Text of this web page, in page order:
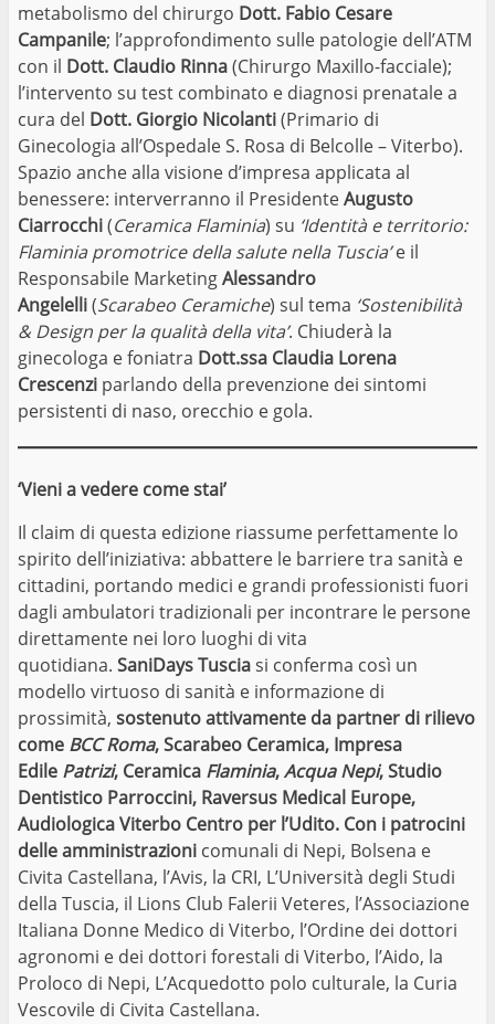
metabolismo del chirurgo Dott. Fabio Cesare
Campanile; l’approfondimento sulle patologie dell’ATM
con il Dott. Claudio Rinna(Chirurgo Maxillo-facciale);
l’intervento su test combinato e diagnosi prenatale a
cura del Dott. Giorgio Nicolanti(Primario di
Ginecologia all’Ospedale S. Rosa di Belcolle – Viterbo).
Spazio anche alla visione d’impresa applicata al
benessere: interverranno il PresidenteAugusto
Ciarrocchi(Ceramica Flaminia) su ‘Identità e territorio:
Flaminia promotrice della salute nella Tuscia’e il
Responsabile MarketingAlessandro
Angelelli(Scarabeo Ceramiche) sul tema ‘Sostenibilità
& Design per la qualità della vita’. Chiuderà la
ginecologa e foniatra Dott.ssa Claudia Lorena
Crescenzi parlando della prevenzione dei sintomi
persistenti di naso, orecchio e gola.
‘Vieni a vedere come stai’
Il claim di questa edizione riassume perfettamente lo
spirito dell’iniziativa: abbattere le barriere tra sanità e
cittadini, portando medici e grandi professionisti fuori
dagli ambulatori tradizionali per incontrare le persone
direttamente nei loro luoghi di vita
quotidiana. SaniDays Tusciasi conferma così un
modello virtuoso di sanità e informazione di
prossimità, sostenuto attivamente da partner di rilievo
come BCC Roma, Scarabeo Ceramica, Impresa
Edile Patrizi, Ceramica Flaminia,Acqua Nepi, Studio
Dentistico Parroccini, Raversus Medical Europe,
Audiologica Viterbo Centro per l’Udito. Con i patrocini
delle amministrazioni comunali di Nepi, Bolsena e
Civita Castellana, l’Avis, la CRI, L’Università degli Studi
della Tuscia, il Lions Club Falerii Veteres, l’Associazione
Italiana Donne Medico di Viterbo, l’Ordine dei dottori
agronomi e dei dottori forestali di Viterbo, l’Aido, la
Proloco di Nepi, L’Acquedotto polo culturale, la Curia
Vescovile di Civita Castellana.